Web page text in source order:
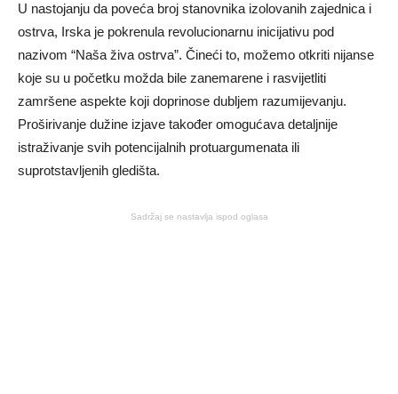
U nastojanju da poveća broj stanovnika izolovanih zajednica i
ostrva, Irska je pokrenula revolucionarnu inicijativu pod
nazivom “Naša živa ostrva”. Čineći to, možemo otkriti nijanse
koje su u početku možda bile zanemarene i rasvijetliti
zamršene aspekte koji doprinose dubljem razumijevanju.
Proširivanje dužine izjave također omogućava detaljnije
istraživanje svih potencijalnih protuargumenata ili
suprotstavljenih gledišta.
Sadržaj se nastavlja ispod oglasa